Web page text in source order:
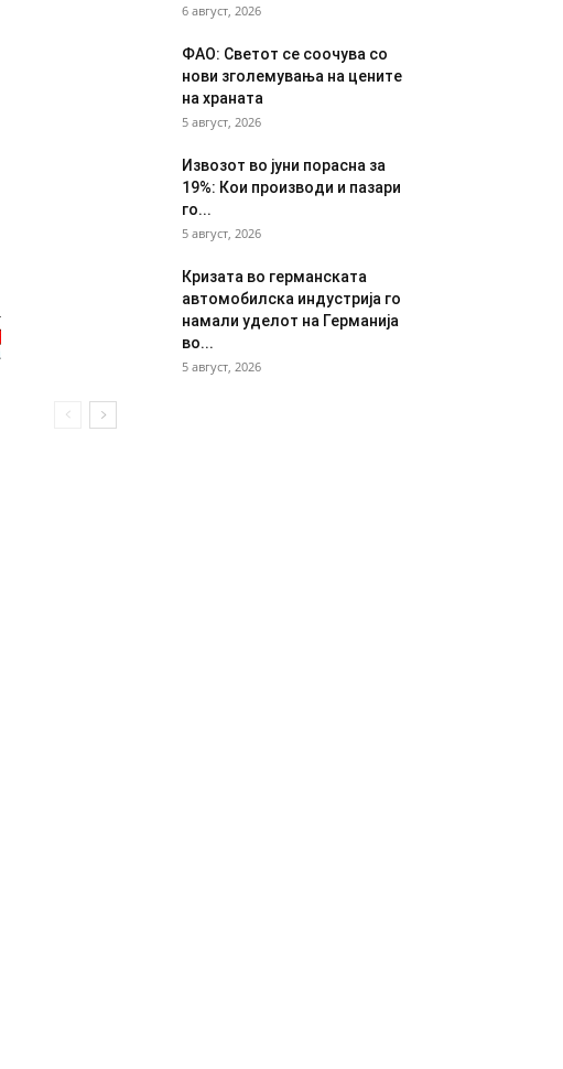
6 август, 2026
ФАО: Светот се соочува со
нови зголемувања на цените
на храната
5 август, 2026
Извозот во јуни порасна за
19%: Кои производи и пазари
го...
5 август, 2026
Кризата во германската
автомобилска индустрија го
намали уделот на Германија
во...
5 август, 2026